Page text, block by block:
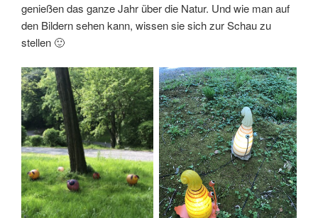
genießen das ganze Jahr über die Natur. Und wie man auf
den Bildern sehen kann, wissen sie sich zur Schau zu
stellen 🙂